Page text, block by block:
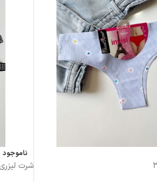
ناموجود
شرت لیزری Rose